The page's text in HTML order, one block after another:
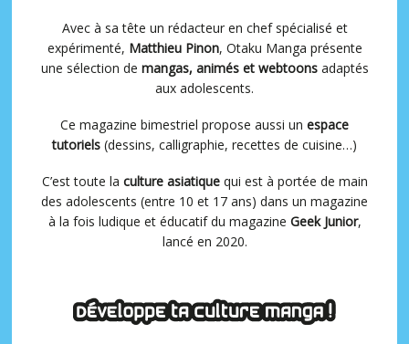
Avec à sa tête un rédacteur en chef spécialisé et
expérimenté, Matthieu Pinon, Otaku Manga présente
une sélection de mangas, animés et webtoonsadaptés
aux adolescents.
Ce magazine bimestriel propose aussi un espace
tutoriels (dessins, calligraphie, recettes de cuisine…)
C’est toute la culture asiatiquequi est à portée de main
des adolescents (entre 10 et 17 ans) dans un magazine
à la fois ludique et éducatif du magazine Geek Junior,
lancé en 2020.